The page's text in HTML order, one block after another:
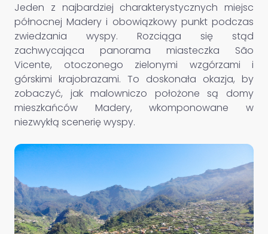
Jeden z najbardziej charakterystycznych miejsc
północnej Madery i obowiązkowy punkt podczas
zwiedzania wyspy. Rozciąga się stąd
zachwycająca panorama miasteczka São
Vicente, otoczonego zielonymi wzgórzami i
górskimi krajobrazami. To doskonała okazja, by
zobaczyć, jak malowniczo położone są domy
mieszkańców Madery, wkomponowane w
niezwykłą scenerię wyspy.